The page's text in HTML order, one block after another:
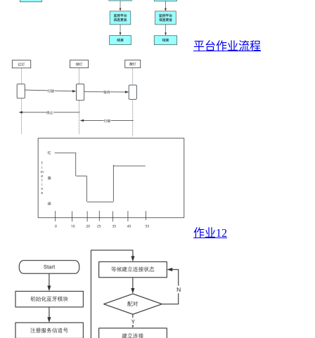
平台作业流程
作业12